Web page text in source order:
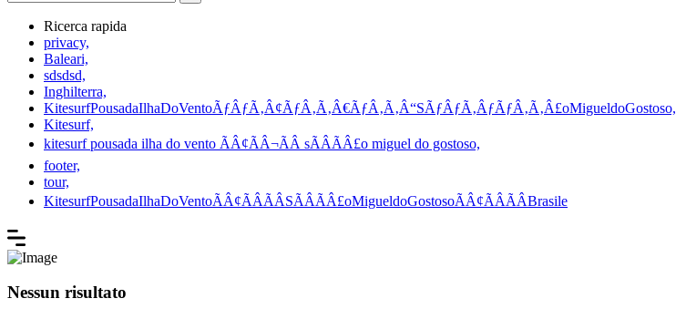
Ricerca rapida
privacy,
Baleari,
sdsdsd,
Inghilterra,
KitesurfPousadaIlhaDoVentoÃƒÂƒÃ‚Â¢ÃƒÂ‚Ã‚Â€ÃƒÂ‚Ã‚Â“SÃƒÂƒÃ‚ÂƒÃƒÂ‚Ã‚Â£oMigueldoGostoso,
Kitesurf,
kitesurf pousada ilha do vento ÃÂ¢ÃÂ¬ÃÂ sÃÂÃÂ£o miguel do gostoso,
footer,
tour,
KitesurfPousadaIlhaDoVentoÃÂ¢ÃÂÃÂSÃÂÃÂ£oMigueldoGostosoÃÂ¢ÃÂÃÂBrasile
Nessun risultato